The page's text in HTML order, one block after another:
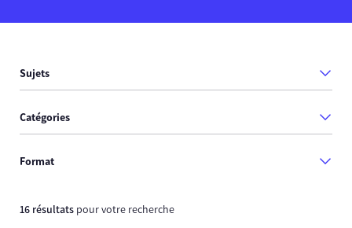
Sujets
Catégories
Format
16 résultats pour votre recherche